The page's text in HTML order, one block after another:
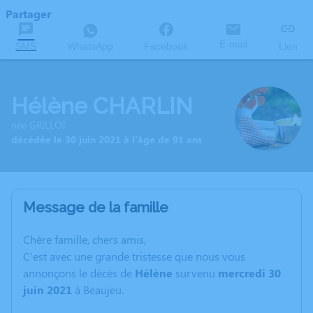
Partager
Message de la famille
Chère famille, chers amis,
C'est avec une grande tristesse que nous vous
annonçons le décès de Hélène survenu mercredi 30
juin 2021 à Beaujeu.